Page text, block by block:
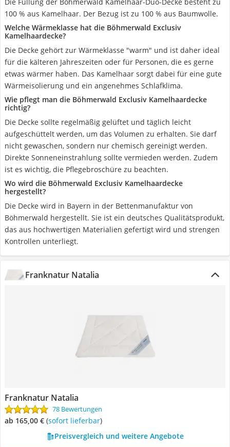
100 % aus Kamelhaar. Der Bezug ist zu 100 % aus Baumwolle.
Welche Wärmeklasse hat die Böhmerwald Exclusiv
Kamelhaardecke?
Die Decke gehört zur Wärmeklasse "warm" und ist daher ideal
für die kälteren Jahreszeiten oder für Personen, die es gerne
etwas wärmer haben. Das Kamelhaar sorgt dabei für eine gute
Wärmeisolierung und ein angenehmes Schlafklima.
Wie pflegt man die Böhmerwald Exclusiv Kamelhaardecke
richtig?
Die Decke sollte regelmäßig gelüftet und täglich leicht
aufgeschüttelt werden, um das Volumen zu erhalten. Sie darf
nicht gewaschen, sondern nur chemisch gereinigt werden.
Direkte Sonneneinstrahlung sollte vermieden werden. Zudem
ist es wichtig, die Pflegebroschüre zu beachten.
Wo wird die Böhmerwald Exclusiv Kamelhaardecke
hergestellt?
Die Decke wird in Bayern in der Bettenmanufaktur von
Böhmerwald hergestellt. Sie ist ein deutsches Qualitätsprodukt,
das aus hochwertigen Materialien gefertigt wird und strengen
Kontrollen unterliegt.
Franknatur Natalia
Franknatur Natalia
78 Bewertungen
ab 165,00 € ( Sofort lieferbar)
Preisvergleich und weitere Angebote